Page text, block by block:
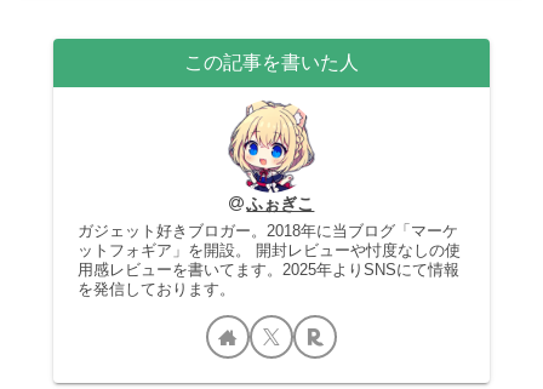
この記事を書いた人
ふぉぎこ
ガジェット好きブロガー。2018年に当ブログ「マーケ
ットフォギア」を開設。 開封レビューや忖度なしの使
用感レビューを書いてます。2025年よりSNSにて情報
を発信しております。